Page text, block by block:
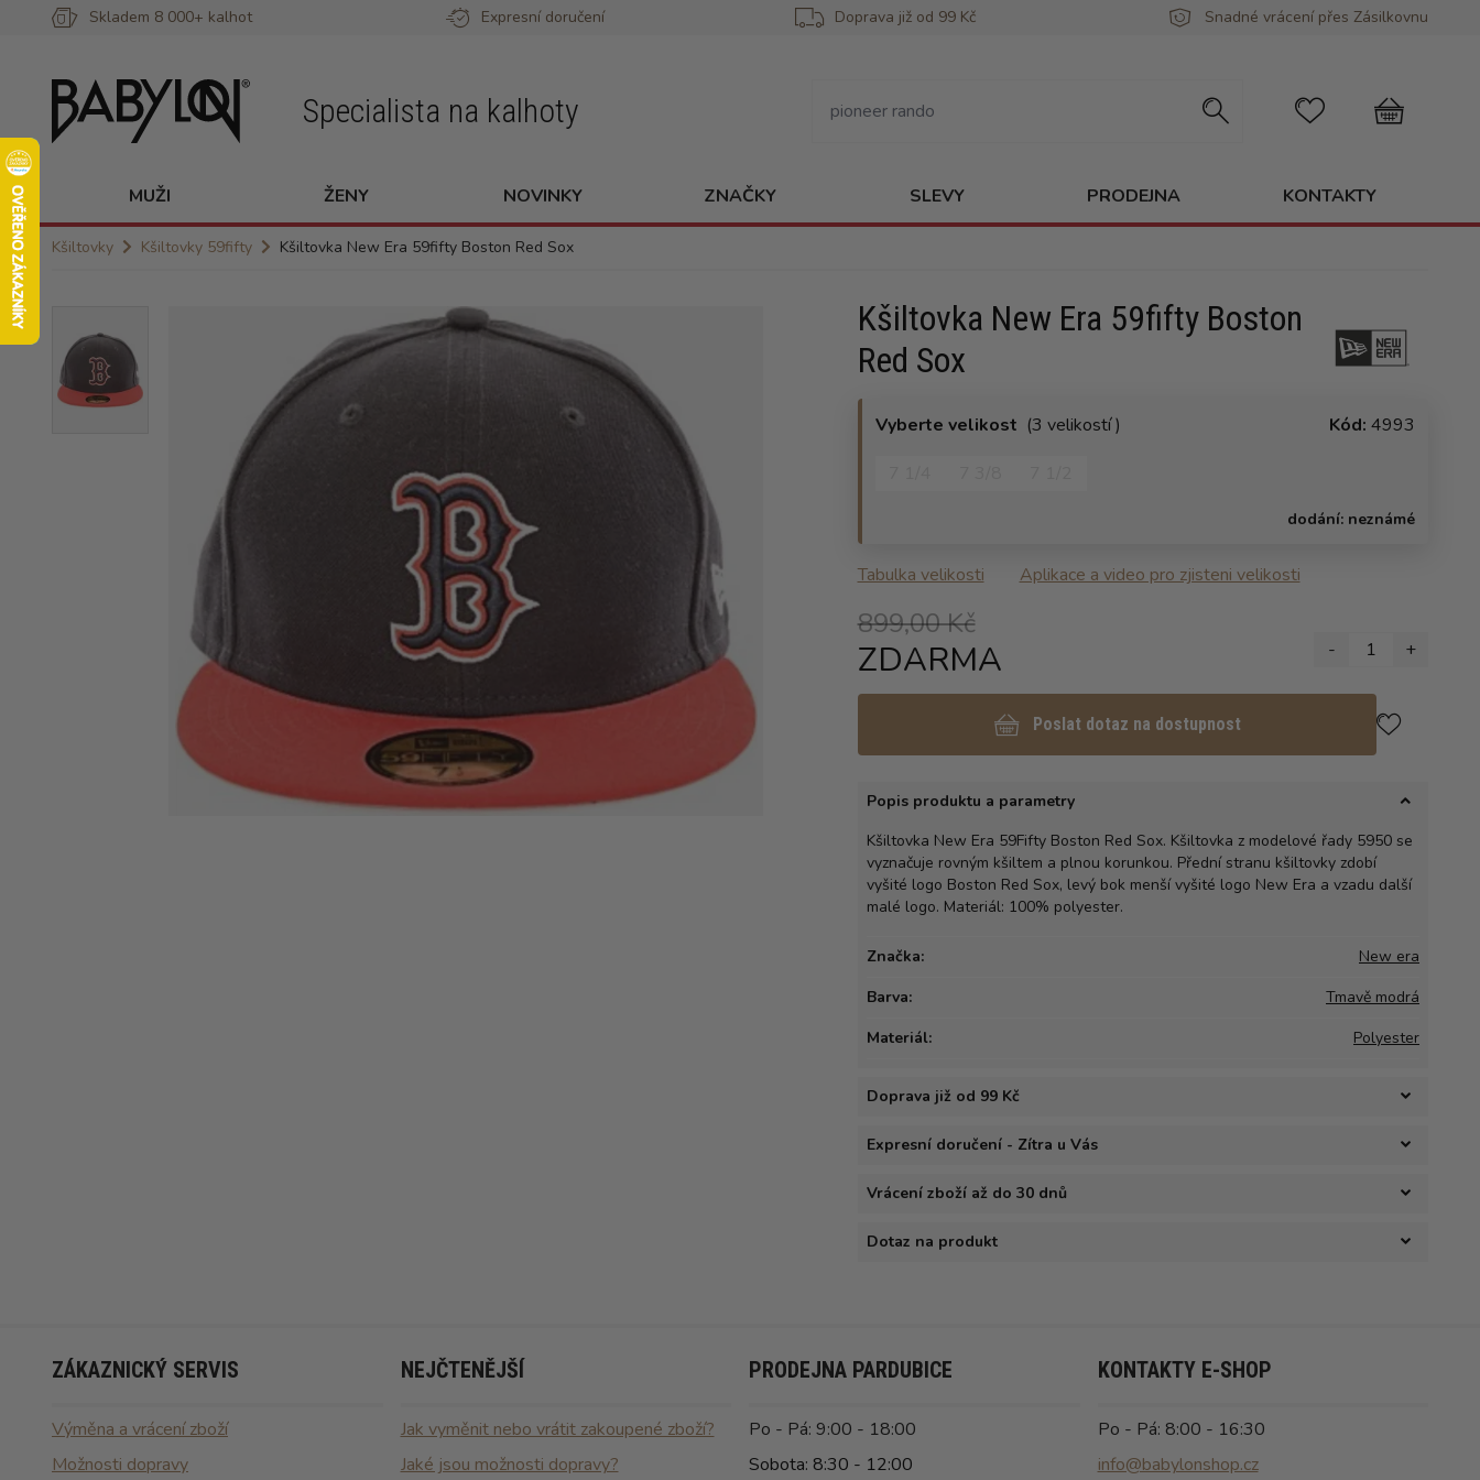
Skladem 8 000+ kalhot Expresní doručení Doprava již od 99 Kč Snadné vrácení přes Zásilkovnu
Specialista na kalhoty
MUŽI ŽENY NOVINKY ZNAČKY SLEVY PRODEJNA KONTAKTY
Kšiltovky Kšiltovky 59fifty Kšiltovka New Era 59fifty Boston Red Sox
Kšiltovka New Era 59fifty Boston
Red Sox
Vyberte velikost (3 velikostí ) Kód: 4993
dodání: neznámé
Tabulka velikosti Aplikace a video pro zjisteni velikosti
899,00 Kč
ZDARMA - 1 +
Poslat dotaz na dostupnost
Popis produktu a parametry
Kšiltovka New Era 59Fifty Boston Red Sox. Kšiltovka z modelové řady 5950 se
vyznačuje rovným kšiltem a plnou korunkou. Přední stranu kšiltovky zdobí
vyšité logo Boston Red Sox, levý bok menší vyšité logo New Era a vzadu další
malé logo. Materiál: 100% polyester.
Značka:
New era
Barva:
Tmavě modrá
Materiál:
Polyester
Doprava již od 99 Kč
Expresní doručení - Zítra u Vás
Vrácení zboží až do 30 dnů
Dotaz na produkt
ZÁKAZNICKÝ SERVIS
Výměna a vrácení zboží
Možnosti dopravy
NEJČTENĚJŠÍ
Jak vyměnit nebo vrátit zakoupené zboží?
Jaké jsou možnosti dopravy?
PRODEJNA PARDUBICE
Po - Pá: 9:00 - 18:00
Sobota: 8:30 - 12:00
KONTAKTY E-SHOP
Po - Pá: 8:00 - 16:30
info@babylonshop.cz